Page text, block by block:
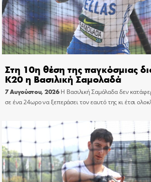
Στη 10η θέση της παγκόσμιας
Κ20 η Βασιλική Σαμολαδά
7 Αυγούστου, 2026 Η Βασιλική Σαμόλαδα δεν
σε ένα 24ωρο να ξεπεράσει τον εαυτό της κι έτσι